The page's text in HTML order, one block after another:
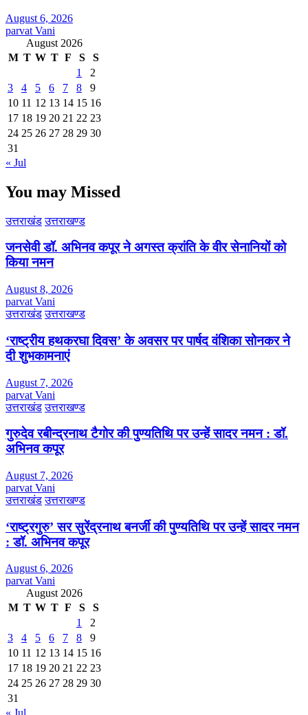
August 6, 2026
parvat Vani
August 2026
M T W T F S
S
1
2
3
4 5 6 7 8
9
10 11 12 13 14 15 16
17 18 19 20 21 22 23
24 25 26 27 28 29 30
31
« Jul
You may Missed
उत्तराखंड उत्तराखण्ड
जनसेवी डॉ. अभिनव कपूर ने अगस्त क्रांति के वीर सेनानियों को
किया नमन
August 8, 2026
parvat Vani
उत्तराखंड उत्तराखण्ड
‘राष्ट्रीय हथकरघा दिवस’ के अवसर पर पार्षद वंशिका सोनकर ने
दी शुभकामनाएं
August 7, 2026
parvat Vani
उत्तराखंड उत्तराखण्ड
गुरुदेव रबीन्द्रनाथ टैगोर की पुण्यतिथि पर उन्हें सादर नमन : डॉ.
अभिनव कपूर
August 7, 2026
parvat Vani
उत्तराखंड उत्तराखण्ड
‘राष्ट्रगुरु’ सर सुरेंद्रनाथ बनर्जी की पुण्यतिथि पर उन्हें सादर नमन
: डॉ. अभिनव कपूर
August 6, 2026
parvat Vani
August 2026
M T W T F S
S
1
2
3
4 5 6 7 8
9
10 11 12 13 14 15 16
17 18 19 20 21 22 23
24 25 26 27 28 29 30
31